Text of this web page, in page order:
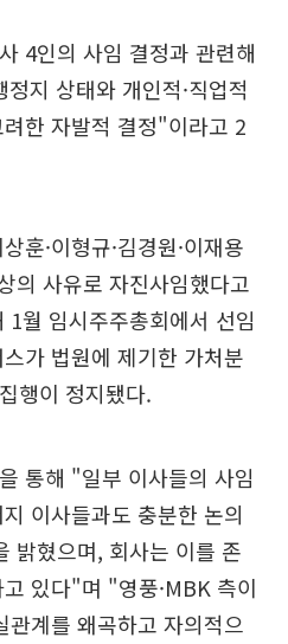
4인의 사임 결정과 관련해
지 상태와 개인적·직업적
한 자발적 결정"이라고 2
훈·이형규·김경원·이재용
의 사유로 자진사임했다고
월 임시주주총회에서 선임
가 법원에 제기한 가처분
행이 정지됐다.
통해 "일부 이사들의 사임
이사들과도 충분한 논의
밝혔으며, 회사는 이를 존
있다"며 "영풍·MBK 측이
계를 왜곡하고 자의적으